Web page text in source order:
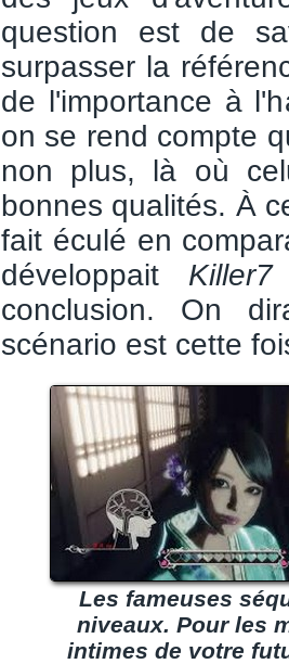
question est de
surpasser la
de l'importance à
on se rend compte
non plus, là où
bonnes qualités. À
fait éculé en
développait Killer7
conclusion. On
scénario est cette
Les fameuses
niveaux. Pour les
intimes de votre